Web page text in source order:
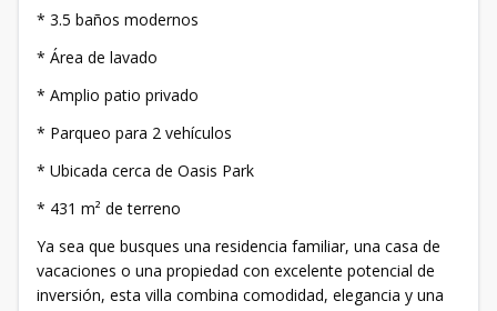
* 3.5 baños modernos
* Área de lavado
* Amplio patio privado
* Parqueo para 2 vehículos
* Ubicada cerca de Oasis Park
* 431 m² de terreno
Ya sea que busques una residencia familiar, una casa de
vacaciones o una propiedad con excelente potencial de
inversión, esta villa combina comodidad, elegancia y una